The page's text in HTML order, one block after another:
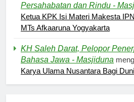
Persahabatan dan Rindu -
Ketua KPK Isi Materi Makesta
MTs Afkaaruna Yogyakarta
KH Saleh Darat, Pelopor
Bahasa Jawa - Masjiduna
Karya Ulama Nusantara Bagi
5
Pernah
Tuhan
HIKMAH